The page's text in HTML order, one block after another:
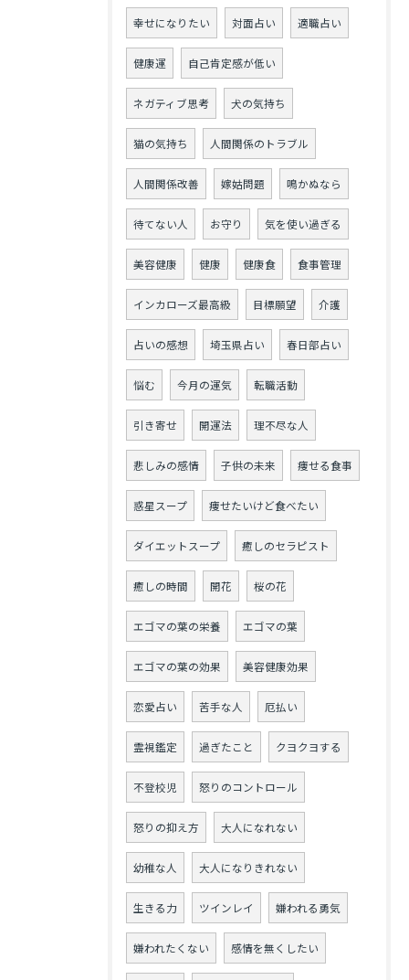
幸せになりたい 対面占い 適職占い
健康運 自己肯定感が低い
ネガティブ思考 犬の気持ち
猫の気持ち 人間関係のトラブル
人間関係改善 嫁姑問題 鳴かぬなら
待てない人 お守り 気を使い過ぎる
美容健康 健康 健康食 食事管理
インカローズ最高級 目標願望 介護
占いの感想 埼玉県占い 春日部占い
悩む 今月の運気 転職活動
引き寄せ 開運法 理不尽な人
悲しみの感情 子供の未来 痩せる食事
惑星スープ 痩せたいけど食べたい
ダイエットスープ 癒しのセラピスト
癒しの時間 開花 桜の花
エゴマの葉の栄養 エゴマの葉
エゴマの葉の効果 美容健康効果
恋愛占い 苦手な人 厄払い
霊視鑑定 過ぎたこと クヨクヨする
不登校児 怒りのコントロール
怒りの抑え方 大人になれない
幼稚な人 大人になりきれない
生きる力 ツインレイ 嫌われる勇気
嫌われたくない 感情を無くしたい